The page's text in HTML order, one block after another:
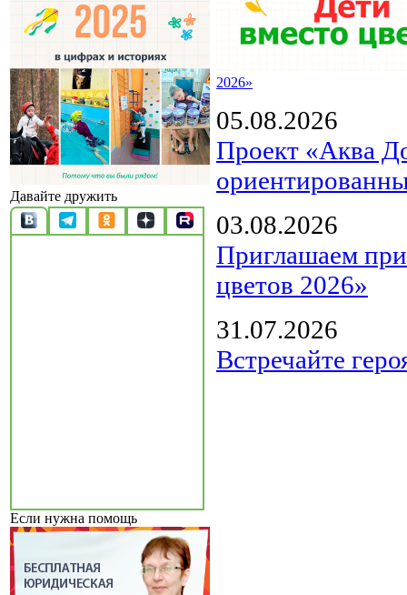
Давайте дружить
Если нужна помощь
2026»
05.08.2026
Проект «Аква
03.08.2026
Приглашаем
цветов 2026»
31.07.2026
Встречайте